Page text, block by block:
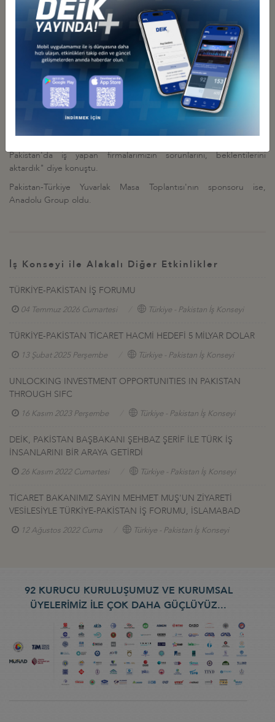
DEİK Başkanı Nail Olpak ise, "Special Investment Facilitation
Council'ın Pakistan'da yatırım yapan firmalarımız ve ikili ekonomik
ilişkilerin güçlendirilmesi konusunda önemli olduğunu vurguladı.
Sağlık, dijital teknolojiler, helal gıda sertifikasyonu konularında iş
birliği fırsatlarının olduğunu belirten Olpak, Türkiye'nin küresel
ölçekte de sahip olduğu müteahhitlik ve teknik müşavirlik
tecrübelerinin Pakistan'ın alt yapı projelerine destek konusunda
hazır olduğunu söyledi.
Türkiye Odalar ve Borsalar Birliği (TOBB) Başkanı Rifat
Pakistan'da iş yapan firmalarımızın sorunlarını, beklentilerini
aktardık" diye konuştu.
Pakistan-Türkiye Yuvarlak Masa Toplantısı'nın sponsoru ise,
Anadolu Group oldu.
İş Konseyi ile Alakalı Diğer Etkinlikler
TÜRKİYE-PAKİSTAN İŞ FORUMU
04 Temmuz 2026 Cumartesi Türkiye - Pakistan İş Konseyi
TÜRKİYE-PAKİSTAN TİCARET HACMİ HEDEFİ 5 MİLYAR DOLAR
13 Şubat 2025 Perşembe Türkiye - Pakistan İş Konseyi
UNLOCKING INVESTMENT OPPORTUNITIES IN PAKISTAN
THROUGH SIFC
16 Kasım 2023 Perşembe Türkiye - Pakistan İş Konseyi
DEİK, PAKİSTAN BAŞBAKANI ŞEHBAZ ŞERİF İLE TÜRK İŞ
İNSANLARINI BİR ARAYA GETİRDİ
26 Kasım 2022 Cumartesi Türkiye - Pakistan İş Konseyi
TİCARET BAKANIMIZ SAYIN MEHMET MUŞ'UN ZİYARETİ
VESİLESİYLE TÜRKİYE-PAKİSTAN İŞ FORUMU, İSLAMABAD
12 Ağustos 2022 Cuma Türkiye - Pakistan İş Konseyi
92 KURUCU KURULUŞUMUZ VE KURUMSAL
ÜYELERİMİZ İLE ÇOK DAHA GÜÇLÜYÜZ...